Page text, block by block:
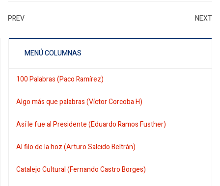
PREV NEXT
MENÚ COLUMNAS
100 Palabras (Paco Ramírez)
Algo más que palabras (Víctor Corcoba H)
Así le fue al Presidente (Eduardo Ramos Fusther)
Al filo de la hoz (Arturo Salcido Beltrán)
Catalejo Cultural (Fernando Castro Borges)